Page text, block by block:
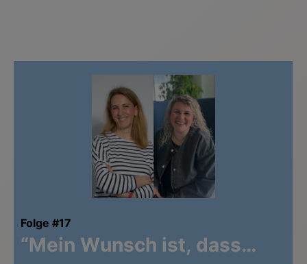
Links zu Websites Dritter werden im Sinne des
Servicegedankens angeboten. Der Herausgeber äußert
keine Meinung über den Inhalt von Websites Dritter und
lehnt ausdrücklich jegliche Verantwortung für